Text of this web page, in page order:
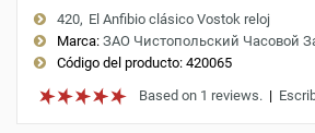
420 El Anfibio clásico Vostok reloj
Marca: ЗАО Чистопольский Часовой
Código del producto: 420065
Based on 1 reviews. |